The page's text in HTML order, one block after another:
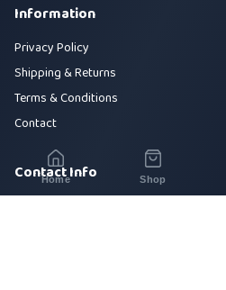
Information
Privacy Policy
Shipping & Returns
Terms & Conditions
Contact
Contact Info
Home Shop